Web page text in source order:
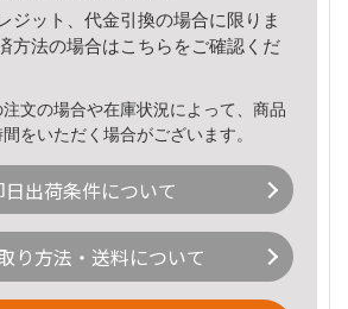
ジット、代金引換の場合に限りま
方法の場合はこちら をご確認くだ
文の場合や在庫状況によって、商品
をいただく場合がございます。
日出荷条件について
り方法・送料について